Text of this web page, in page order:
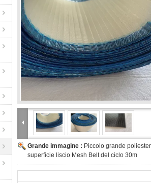
Grande immagine : Piccolo grande
superficie liscio Mesh Belt del ciclo 30m